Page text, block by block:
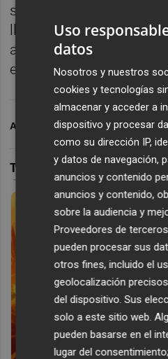
sin duda habrá
lleguemos a un
ambas partes”, afirmó
entrevista con
ARCHIVADO EN VALENCIA CF
Uso
datos
Nosotros y nuestros
cookies y tecnologías
almacenar y acceder a
dispositivo y procesar
como su dirección IP,
y datos de navegación,
anuncios y contenido
anuncios y contenido,
sobre la audiencia y
Proveedores de
pueden procesar sus
otros fines, incluido el
geolocalización
del dispositivo. Sus
solo a este sitio web.
pueden basarse en el
lugar del